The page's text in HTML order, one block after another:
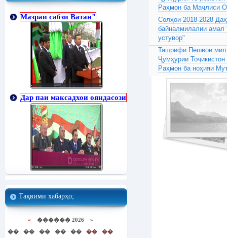
Мазраи сабзи Ватан"
Дар паи максадхои ояндасози
Тақвими хабарҳо;
« ������ 2026 »
��
�� �� �� �� ��
��
Раҳмон ба Маҷлиси
Солҳои 2018-2028
байналмилалии
устувор"
Ташрифи Пешвои
Ҷумҳурии
Раҳмон ба ноҳияи